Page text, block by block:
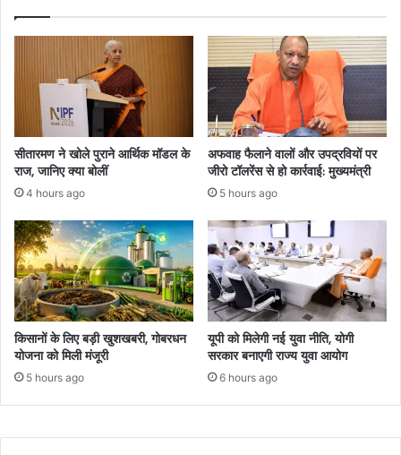
सीतारमण ने खोले पुराने आर्थिक मॉडल के
राज, जानिए क्या बोलीं
4 hours ago
अफवाह फैलाने वालों और उपद्रवियों पर
जीरो टॉलरेंस से हो कार्रवाई: मुख्यमंत्री
5 hours ago
किसानों के लिए बड़ी खुशखबरी, गोबरधन
योजना को मिली मंजूरी
5 hours ago
यूपी को मिलेगी नई युवा नीति, योगी
सरकार बनाएगी राज्य युवा आयोग
6 hours ago